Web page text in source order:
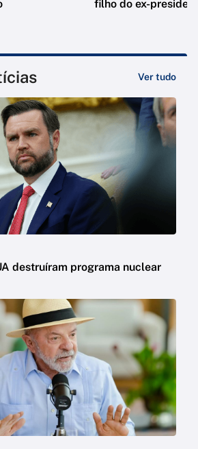
filho do ex-
Ver tudo
destruíram programa nuclear